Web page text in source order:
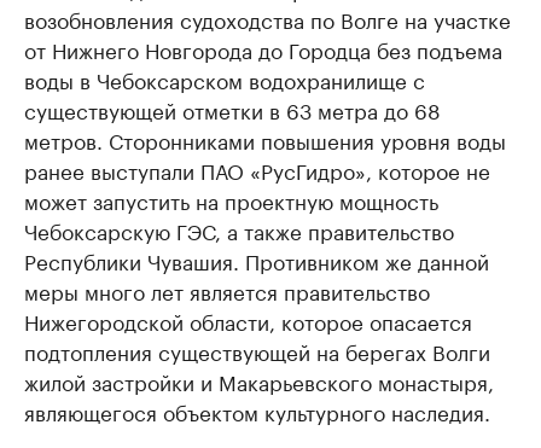
возобновления судоходства по Волге на участке
от Нижнего Новгорода до Городца без подъема
воды в Чебоксарском водохранилище с
существующей отметки в 63 метра до 68
метров. Сторонниками повышения уровня воды
ранее выступали ПАО «РусГидро», которое не
может запустить на проектную мощность
Чебоксарскую ГЭС, а также правительство
Республики Чувашия. Противником же данной
меры много лет является правительство
Нижегородской области, которое опасается
подтопления существующей на берегах Волги
жилой застройки и Макарьевского монастыря,
являющегося объектом культурного наследия.